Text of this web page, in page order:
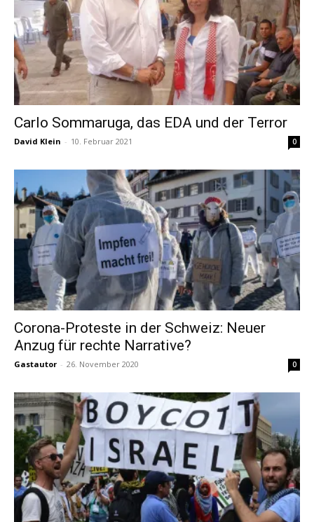
Carlo Sommaruga, das EDA und der Terror
David Klein - 10. Februar 2021 0
Corona-Proteste in der Schweiz: Neuer
Anzug für rechte Narrative?
Gastautor - 26. November 2020 0